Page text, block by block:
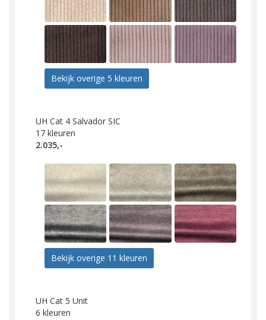
Bekijk overige 5 kleuren
UH Cat 4 Salvador SIC
17 kleuren
2.035,-
Bekijk overige 11 kleuren
UH Cat 5 Unit
6 kleuren